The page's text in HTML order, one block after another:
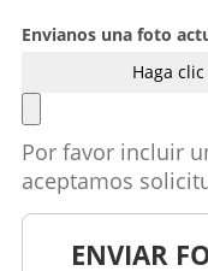
Envianos una foto
Haga
Por favor incluir
aceptamos